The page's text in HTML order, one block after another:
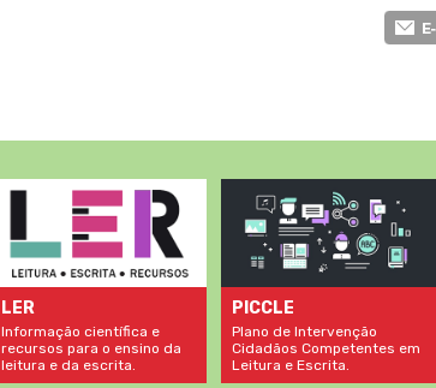
LER
Informação científica e
recursos para o ensino da
leitura e da escrita.
PICCLE
Plano de Intervenção
Cidadãos Competentes em
Leitura e Escrita.